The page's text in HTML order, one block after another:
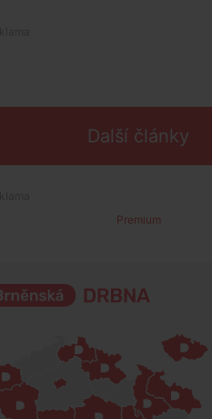
Další články
Premium